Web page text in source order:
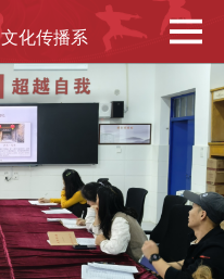
文化传播系